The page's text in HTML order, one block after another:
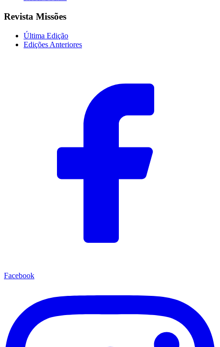
Revista Missões
Última Edição
Edições Anteriores
Facebook